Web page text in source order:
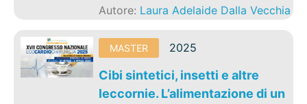
Autore: Laura Adelaide Dalla Vecchia
MASTER 2025
Cibi sintetici, insetti e altre
leccornie. L’alimentazione di un